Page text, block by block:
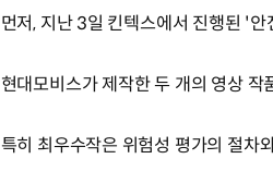
먼저, 지난 3일 킨텍스에서 진행된 '
현대모비스가 제작한 두 개의 영상
특히 최우수작은 위험성 평가의 절차